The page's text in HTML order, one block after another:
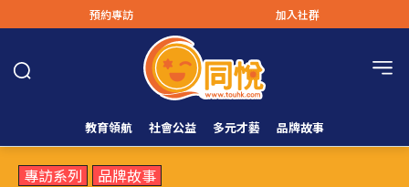
預約專訪 加入社群
教育領航 社會公益 多元才藝 品牌故事
專訪系列 品牌故事